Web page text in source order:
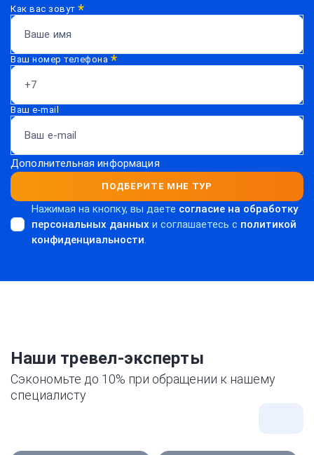
Как вас зовут*
Ваш номер телефона *
Ваш e-mail
Дополнительная информация
ПОДБЕРИТЕ МНЕ ТУР
Нажимая на кнопку, вы даете согласие на обработку
персональных данных и соглашаетесь c политикой
конфиденциальности.
Наши тревел-эксперты
Сэкономьте до 10% при обращении к нашему
специалисту